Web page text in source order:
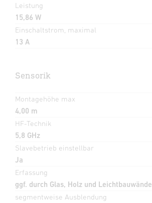
Leistung
15,86 W
Einschaltstrom, maximal
13 A
Sensorik
Montagehöhe max
4,00 m
HF-Technik
5,8 GHz
Slavebetrieb einstellbar
Ja
Erfassung
ggf. durch Glas, Holz und Leichtbauwände
segmentweise Ausblendung